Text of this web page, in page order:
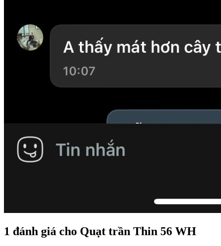
dễ dàng khiến cho chủ nhân đắm say vẻ đẹp nhỏ nhắn đáng
yêu của mình. Nhìn nàng ấy bé nhỏ như thế nhưng lượng
gió tỏa ra khiến chúng ta phải trầm trồ : “Nhỏ mà có võ!”
1 đánh giá cho Quạt trần Thin 56 WH